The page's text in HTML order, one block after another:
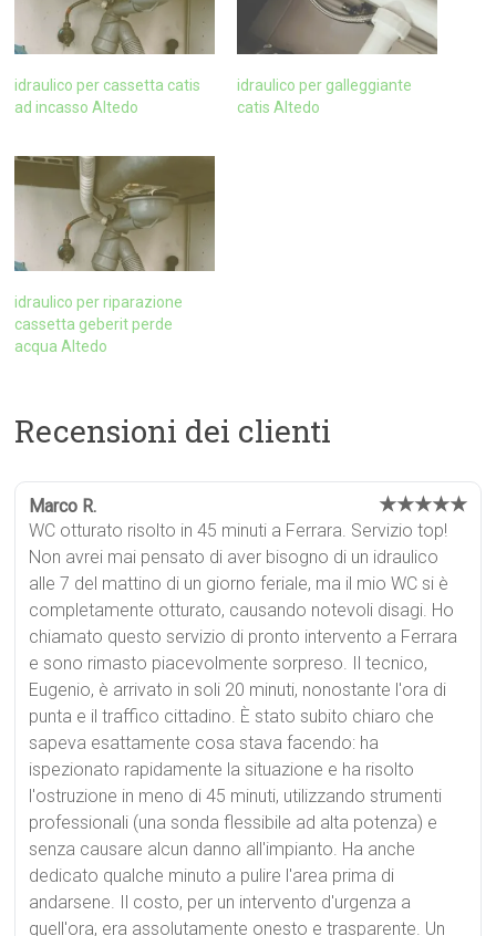
idraulico per cassetta catis
ad incasso Altedo
idraulico per galleggiante
catis Altedo
idraulico per riparazione
cassetta geberit perde
acqua Altedo
Recensioni dei clienti
Marco R. ★★★★★
WC otturato risolto in 45 minuti a Ferrara. Servizio top!
Non avrei mai pensato di aver bisogno di un idraulico
alle 7 del mattino di un giorno feriale, ma il mio WC si è
completamente otturato, causando notevoli disagi. Ho
chiamato questo servizio di pronto intervento a Ferrara
e sono rimasto piacevolmente sorpreso. Il tecnico,
Eugenio, è arrivato in soli 20 minuti, nonostante l'ora di
punta e il traffico cittadino. È stato subito chiaro che
sapeva esattamente cosa stava facendo: ha
ispezionato rapidamente la situazione e ha risolto
l'ostruzione in meno di 45 minuti, utilizzando strumenti
professionali (una sonda flessibile ad alta potenza) e
senza causare alcun danno all'impianto. Ha anche
dedicato qualche minuto a pulire l'area prima di
andarsene. Il costo, per un intervento d'urgenza a
quell'ora, era assolutamente onesto e trasparente. Un